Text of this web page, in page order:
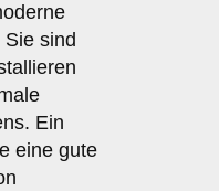
sind
Ein
eine gute